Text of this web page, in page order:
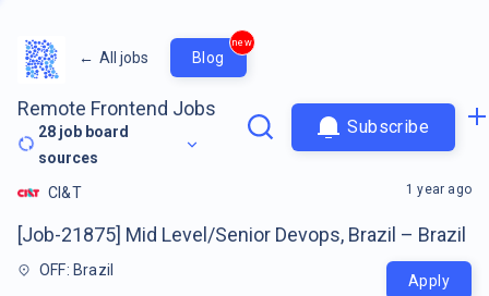
← All jobs Blog
new
Remote Frontend Jobs
28 job board
sources
Subscribe
CI&T
[Job-21875] Mid Level/Senior Devops, Brazil – Brazil
OFF: Brazil
1 year ago
Apply